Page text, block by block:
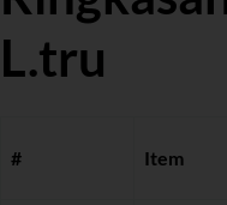
L.tru
# Item